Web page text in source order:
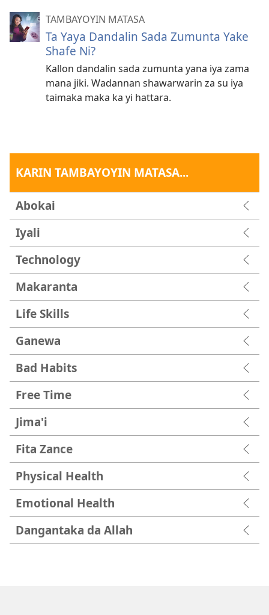
TAMBAYOYIN MATASA
Ta Yaya Dandalin Sada Zumunta Yake
Shafe Ni?
Kallon dandalin sada zumunta yana iya zama
mana jiki. Wadannan shawarwarin za su iya
taimaka maka ka yi hattara.
ƘARIN TAMBAYOYIN MATASA...
Abokai
Iyali
Technology
Makaranta
Life Skills
Ganewa
Bad Habits
Free Time
Jima'i
Fita Zance
Physical Health
Emotional Health
Dangantaka da Allah